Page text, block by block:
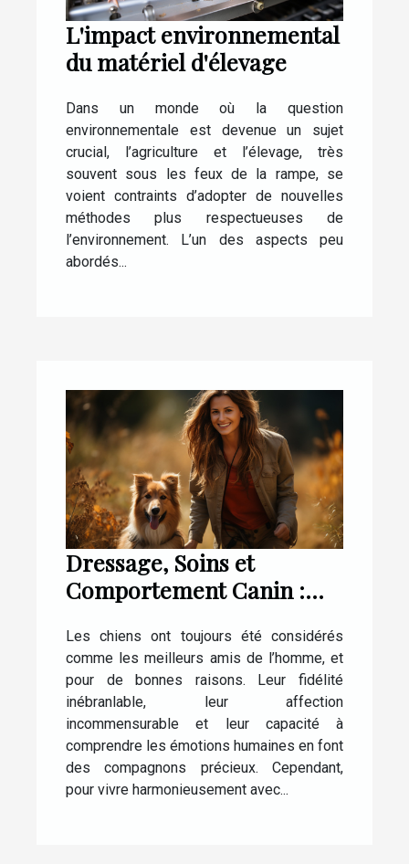
L'impact environnemental
du matériel d'élevage
Dans un monde où la question
environnementale est devenue un sujet
crucial, l’agriculture et l’élevage, très
souvent sous les feux de la rampe, se
voient contraints d’adopter de nouvelles
méthodes plus respectueuses de
l’environnement. L’un des aspects peu
abordés...
Dressage, Soins et
Comportement Canin :
Savoir
Les chiens ont toujours été considérés
comme les meilleurs amis de l’homme, et
pour de bonnes raisons. Leur fidélité
inébranlable, leur affection
incommensurable et leur capacité à
comprendre les émotions humaines en font
des compagnons précieux. Cependant,
pour vivre harmonieusement avec...